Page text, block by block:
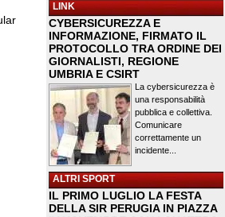
LINK
CYBERSICUREZZA E
INFORMAZIONE, FIRMATO IL
PROTOCOLLO TRA ORDINE DEI
GIORNALISTI, REGIONE
UMBRIA E CSIRT
La cybersicurezza è
una responsabilità
pubblica e collettiva.
Comunicare
correttamente un
incidente...
ALTRI SPORT
IL PRIMO LUGLIO LA FESTA
DELLA SIR PERUGIA IN PIAZZA